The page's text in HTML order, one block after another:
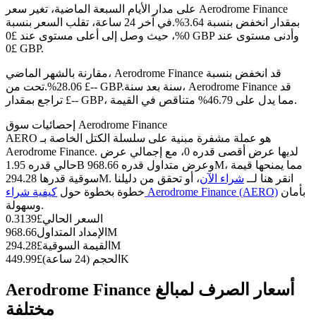
العقود الآجلة باستخدام USDC كضمان
نسخ التداول
انضم إلى أفضل المتداولين
على مدار الأيام السبعة الماضية، تغير سعر Aerodrome Finance
بمقدار انخفض بنسبة 3.64%.
في آخر 24 ساعة، تقلب السعر بنسبة
0%، حيث وصل إلى أعلى مستوى عند £0 GBP وأدنى مستوى عند
£0 GBP.
مقارنة بالشهر الماضي، Aerodrome Finance قد انخفض بنسبة
28.06%.تحت من £-- GBP.سنة بعد سنة، Aerodrome Finance قد
تراجع بمقدار £-- GBP، مما يدل على 46.79% متناقص في القيمة.
إحصائيات سوق Aerodrome Finance
AERO هو عملة مشفرة مبنية على سلسلة الكتل الخاصة بـ
Aerodrome Finance. لديها عرض أقصى قدره 0، مع إجمالي عرض
حالي قدره 1.95B وعرض متداول قدره 968.66M، مما يمنحها قيمة
سوقية قدرها 294.28M. انقر هنا لــ شراء الآن، أو تحقق من دليلنا
خطوة بخطوة حول كيفية شراء Aerodrome Finance (AERO)
وسهولة.
السعر الحالي£
0.3139
الإمداد المتداول 968.66M
القيمة السوقية£
294.28M
الحجم (24 ساعة)
£ 449.99K
Aerodrome Finance أسعار الصرف لمبالغ
مختلفة